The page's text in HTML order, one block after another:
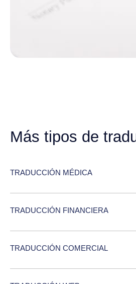
Más tipos de
TRADUCCIÓN MÉDICA
TRADUCCIÓN FINANCIERA
TRADUCCIÓN COMERCIAL